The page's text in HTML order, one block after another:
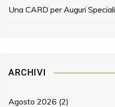
Una CARD per Auguri Speciali
ARCHIVI
Agosto 2026 (2)